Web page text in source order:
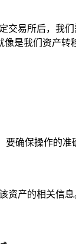
交易所后，我
是我们资产转
确保操作的准
资产的相关信息